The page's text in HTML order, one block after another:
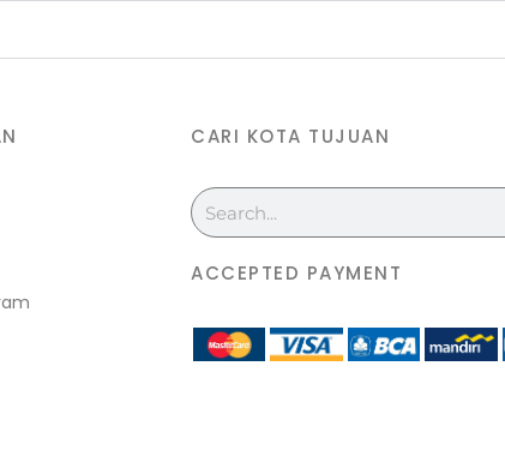
CARI KOTA TUJUAN
Search
ACCEPTED PAYMENT